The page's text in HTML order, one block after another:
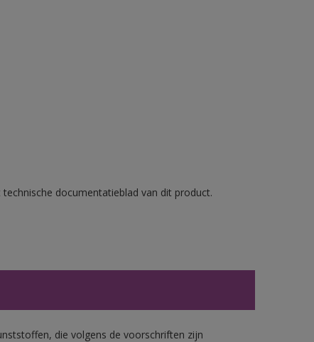
documentatieblad van dit product.
die volgens de voorschriften zijn